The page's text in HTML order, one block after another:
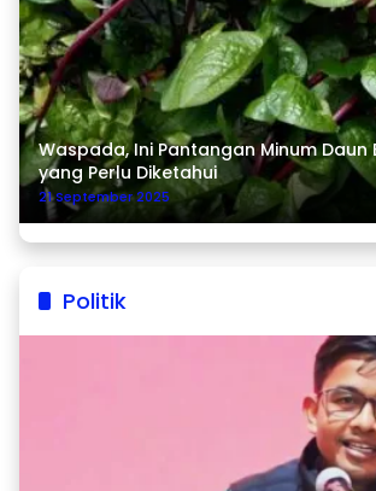
Waspada, Ini Pantangan Minum Daun
yang Perlu Diketahui
21 September 2025
Politik